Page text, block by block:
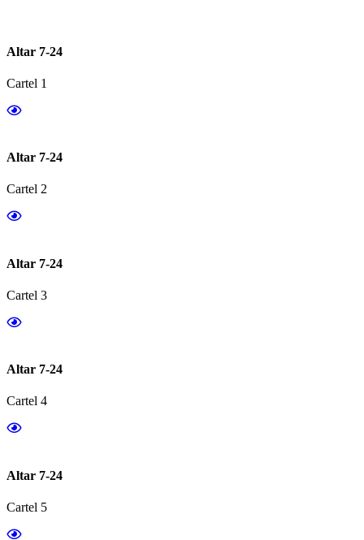
Altar 7-24
Cartel 1
Altar 7-24
Cartel 2
Altar 7-24
Cartel 3
Altar 7-24
Cartel 4
Altar 7-24
Cartel 5